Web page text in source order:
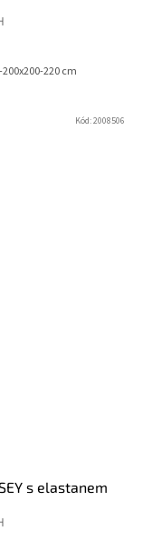
200x200-220 cm
s elastanem
Kód:2008506